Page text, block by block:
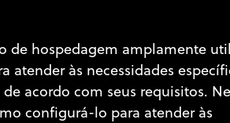
de hospedagem amplamente
atender às necessidades
acordo com seus requisitos.
configurá-lo para atender às